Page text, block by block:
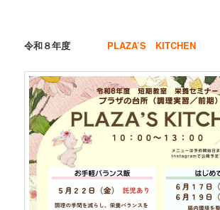
令和８年度 PLAZA’S KITCHEN